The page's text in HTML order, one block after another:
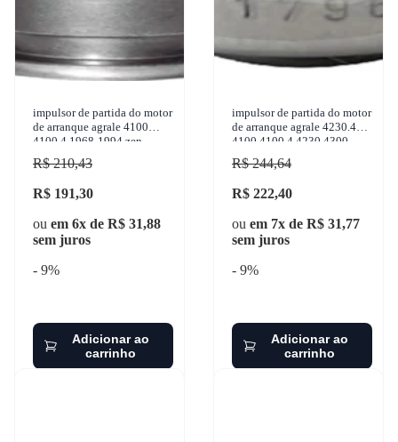
impulsor de partida do motor
de arranque agrale 4100
4100.4 1968-1994 zen -
1636
R$ 210,43
R$ 191,30
ou em 6x de R$ 31,88
sem juros
- 9%
Adicionar ao
carrinho
impulsor de partida do motor
de arranque agrale 4230.4
4100 4100.4 4230 4300
1950-1999 zen - 1796
R$ 244,64
R$ 222,40
ou em 7x de R$ 31,77
sem juros
- 9%
Adicionar ao
carrinho